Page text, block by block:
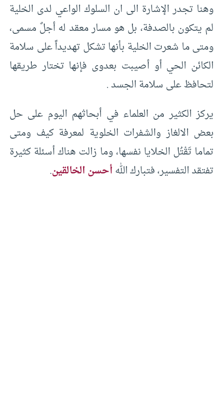
وهنا تجدر الإشارة الى ان السلوك الواعي لدى الخلية
لم يتكون بالصدفة، بل هو مسار معقد له أجلٌ مسمى،
ومتى ما شعرت الخلية بأنها تشكل تهديداً على سلامة
الكائن الحي أو أصيبت بعدوى فإنها تختار طريقها
لتحافظ على سلامة الجسد .
يركز الكثير من العلماء في أبحاثهم اليوم على حل
بعض الالغاز والشفرات الخلوية لمعرفة كيف ومتى
تماما تَقْتُل الخلايا نفسها، وما زالت هناك أسئلة كثيرة
تفتقد التفسير، فتبارك اللهأحسن الخالقين.